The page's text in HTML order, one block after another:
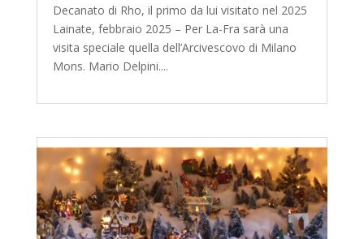
Decanato di Rho, il primo da lui visitato nel 2025
Lainate, febbraio 2025 – Per La-Fra sarà una
visita speciale quella dell’Arcivescovo di Milano
Mons. Mario Delpini....